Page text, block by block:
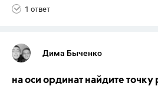
1 ответ
Дима Быченко
на оси ординат найдите